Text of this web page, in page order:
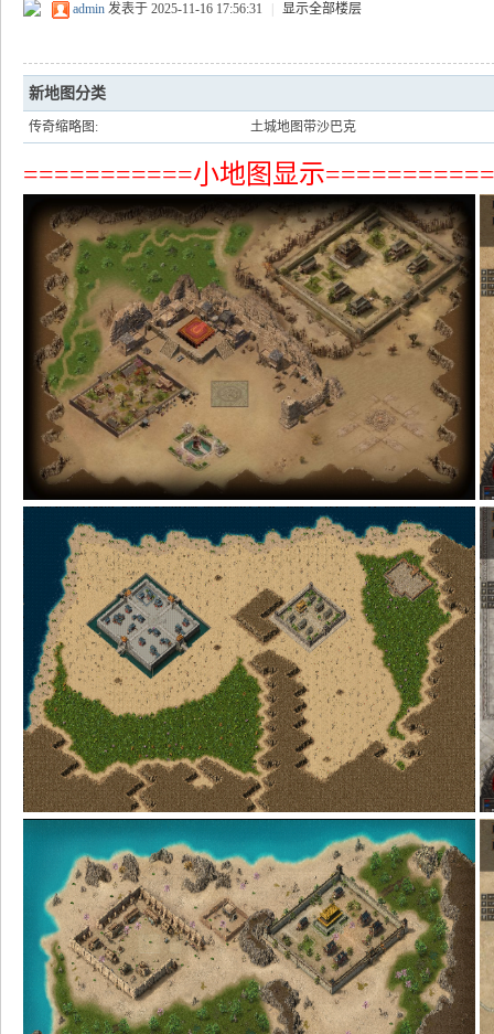
admin 发表于 2025-11-16 17:56:31 显示全部楼层
新地图分类
传奇缩略图: 土城地图带沙巴克
===========小地图显示